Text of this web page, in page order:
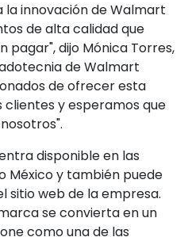
innovación de Walmart
de alta calidad que
pagar", dijo Mónica Torres,
de Walmart
de ofrecer esta
y esperamos que
disponible en las
México y también puede
sitio web de la empresa.
se convierta en un
como una de las